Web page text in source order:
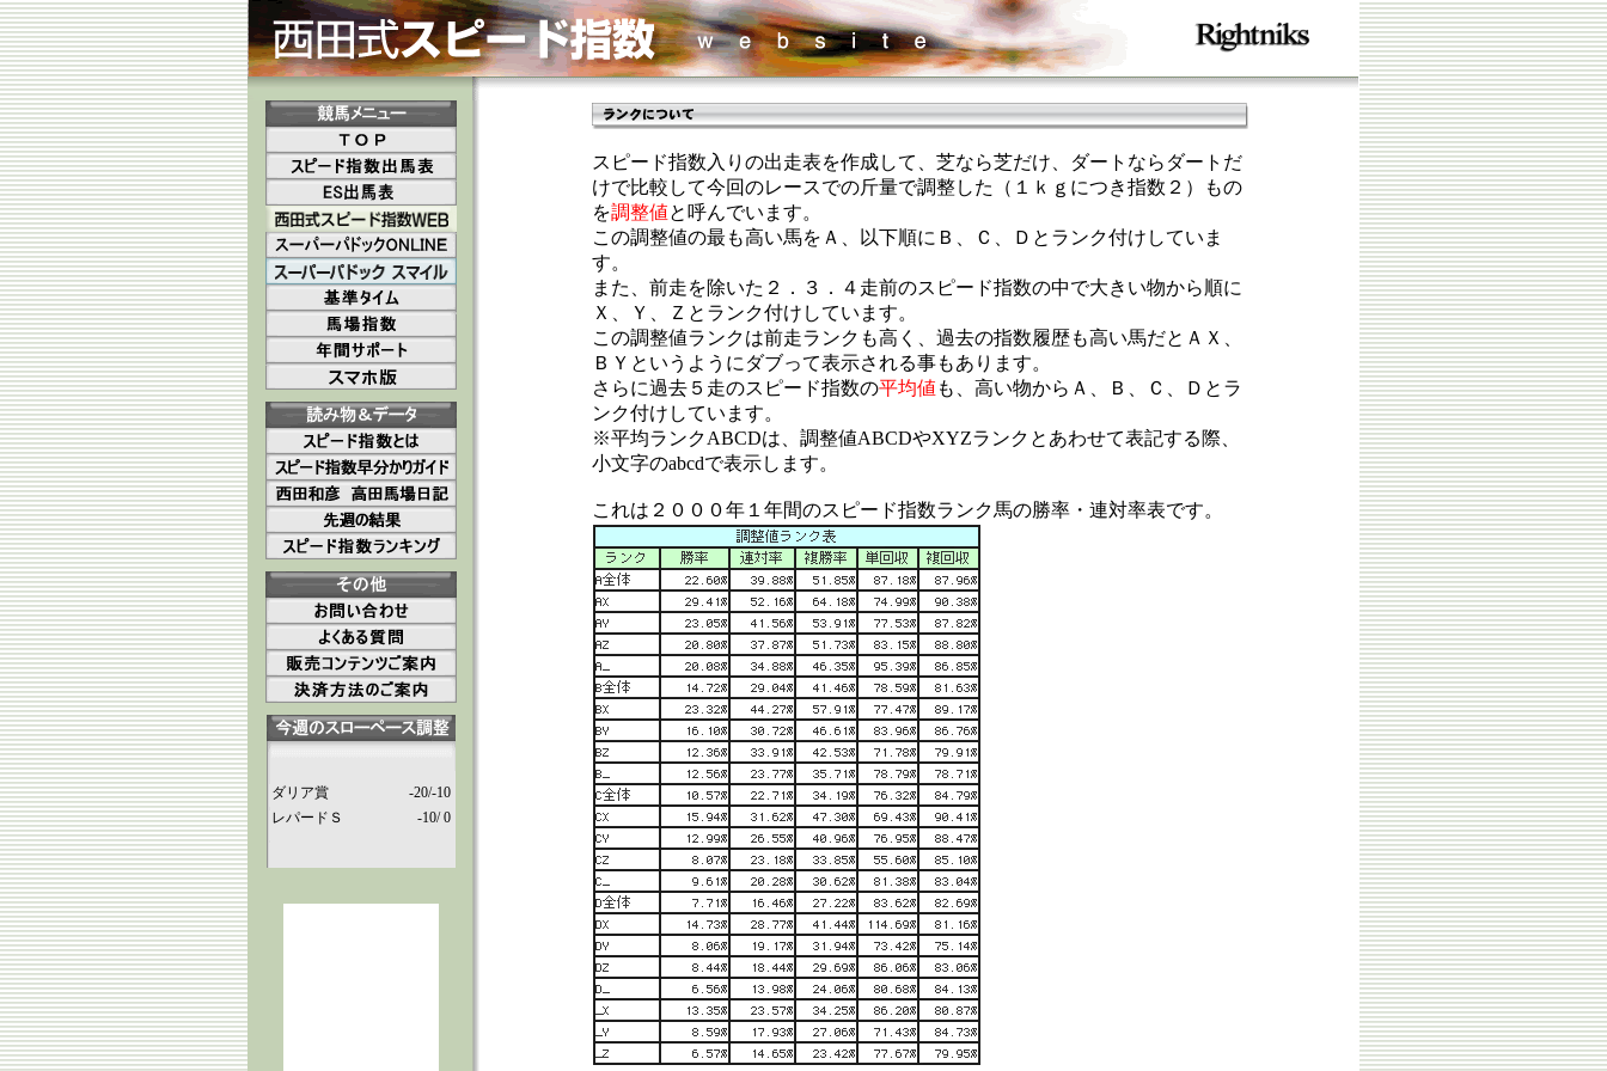
ダリア賞
-20/-10
レパードＳ
-10/ 0
スピード指数入りの出走表を作成して、芝なら芝だけ、ダートならダートだ
けで比較して今回のレースでの斤量で調整した（１ｋｇにつき指数２）もの
を調整値と呼んでいます。
この調整値の最も高い馬をＡ、以下順にＢ、Ｃ、Ｄとランク付けしていま
す。
また、前走を除いた２．３．４走前のスピード指数の中で大きい物から順に
Ｘ、Ｙ、Ｚとランク付けしています。
この調整値ランクは前走ランクも高く、過去の指数履歴も高い馬だとＡＸ、
ＢＹというようにダブって表示される事もあります。
さらに過去５走のスピード指数の平均値 も、高い物からＡ、Ｂ、Ｃ、Ｄとラ
ンク付けしています。
※平均ランクABCDは、調整値ABCDやXYZランクとあわせて表記する際、
小文字のabcdで表示します。
これは２０００年１年間のスピード指数ランク馬の勝率・連対率表です。